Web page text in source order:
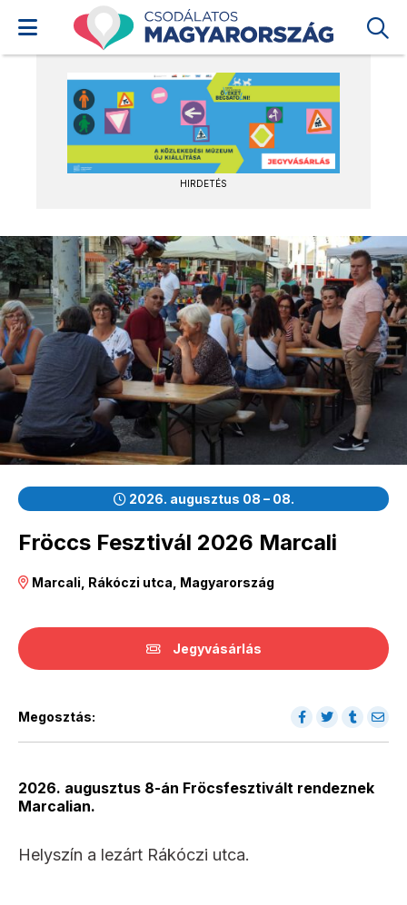
HIRDETÉS
2026. augusztus 08 – 08.
Fröccs Fesztivál 2026 Marcali
Marcali, Rákóczi utca, Magyarország
Jegyvásárlás
Megosztás:
2026. augusztus 8-án Fröcsfesztivált rendeznek
Marcalian.
Helyszín a lezárt Rákóczi utca.